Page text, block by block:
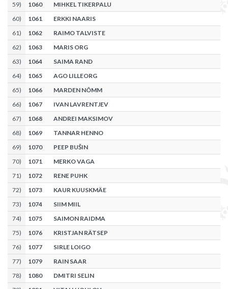
59) 1060
MIHKEL TIKERPALU
60) 1061
ERKKI NAARIS
61) 1062
RAIMO TALVISTE
62) 1063
MARIS ORG
63) 1064
SAIMA RAND
64) 1065
AGO LILLEORG
65) 1066
MARDEN NÕMM
66) 1067
IVAN LAVRENTJEV
67) 1068
ANDREI MAKSIMOV
68) 1069
TANNAR HENNO
69) 1070
PEEP BUŠIN
70) 1071
MERKO VAGA
71) 1072
RENE PUHK
72) 1073
KAUR KUUSKMÄE
73) 1074
SIIM MIIL
74) 1075
SAIMON RAIDMA
75) 1076
KRISTJAN RÄTSEP
76) 1077
SIRLE LOIGO
77) 1079
RAIN SAAR
78) 1080
DMITRI SELIN